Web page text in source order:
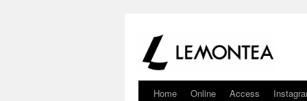
Home Online Access